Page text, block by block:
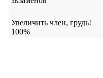
Увеличить член, грудь!
100%